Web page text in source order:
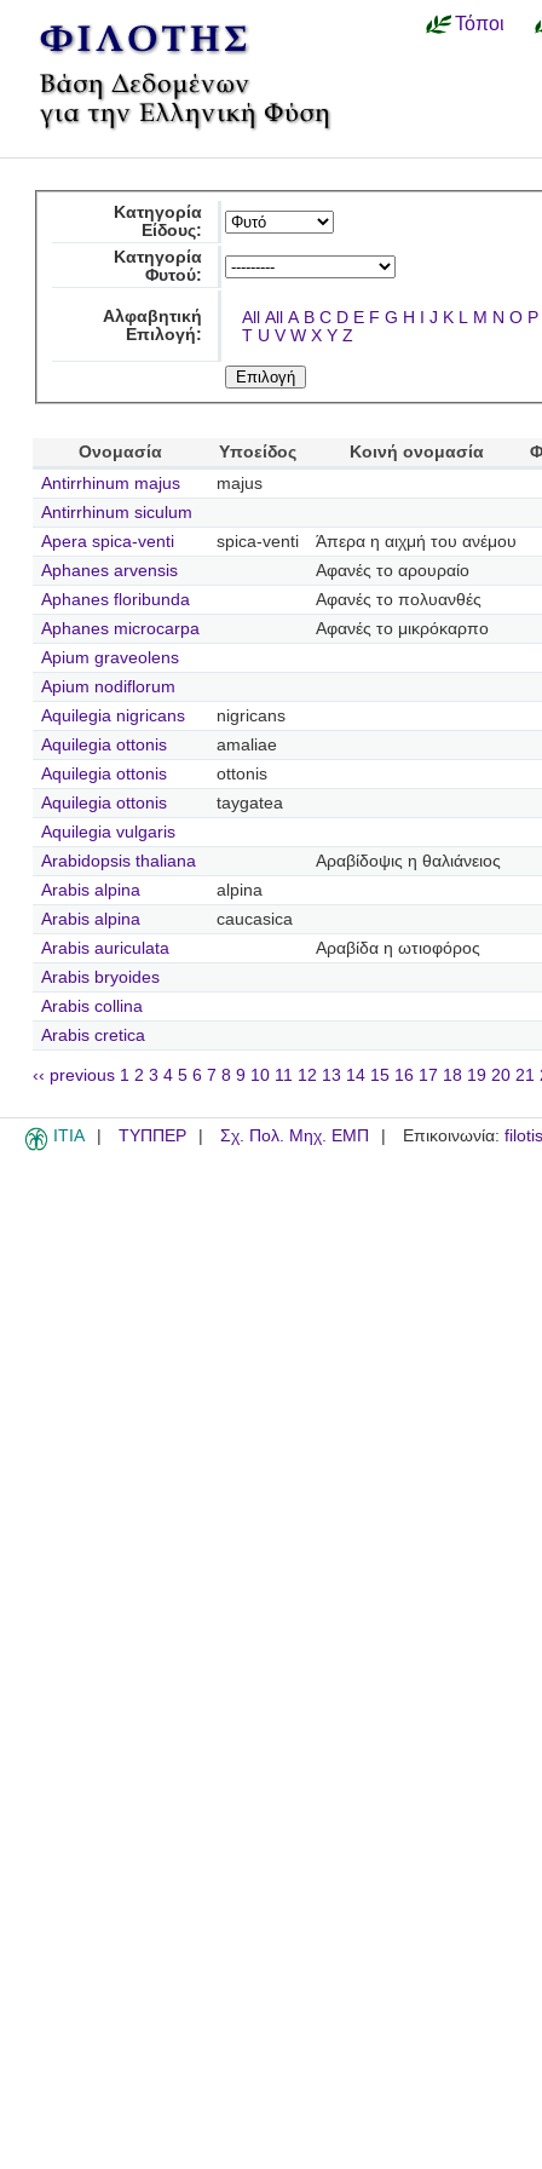
Τόποι
Κατηγορία
Είδους:
Κατηγορία
Φυτού:
Αλφαβητική
Επιλογή:
All All A B C D E F G H I J K L M N O P
T U V W X Y Z
Ονομασία Υποείδος Κοινή ονομασία
Antirrhinum majus
majus
Antirrhinum siculum
Apera spica-venti
spica-venti
Άπερα η αιχμή του ανέμου
Aphanes arvensis
Αφανές το αρουραίο
Aphanes floribunda
Αφανές το πολυανθές
Aphanes microcarpa
Αφανές το μικρόκαρπο
Apium graveolens
Apium nodiflorum
Aquilegia nigricans
nigricans
Aquilegia ottonis
amaliae
Aquilegia ottonis
ottonis
Aquilegia ottonis
taygatea
Aquilegia vulgaris
Arabidopsis thaliana
Αραβίδοψις η θαλιάνειος
Arabis alpina
alpina
Arabis alpina
caucasica
Arabis auriculata
Αραβίδα η ωτιοφόρος
Arabis bryoides
Arabis collina
Arabis cretica
‹‹ previous 1 2 3 4 5 6 7 8 9 10 11 12 13 14 15 16 17 18 19 20 21
ITIA ΤΥΠΠΕΡ Σχ. Πολ. Μηχ. ΕΜΠ Επικοινωνία: